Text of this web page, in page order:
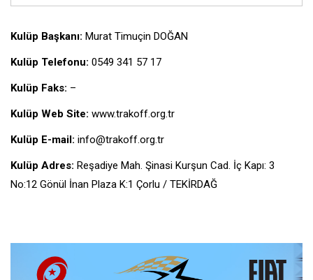
Kulüp Başkanı: Murat Timuçin DOĞAN
Kulüp Telefonu: 0549 341 57 17
Kulüp Faks: –
Kulüp Web Site: www.trakoff.org.tr
Kulüp E-mail: info@trakoff.org.tr
Kulüp Adres: Reşadiye Mah. Şinasi Kurşun Cad. İç Kapı: 3
No:12 Gönül İnan Plaza K:1 Çorlu / TEKİRDAĞ